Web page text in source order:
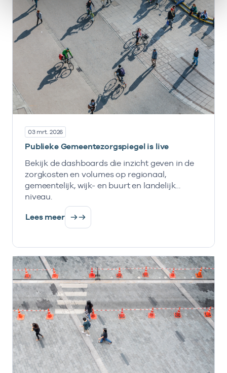
03 mrt. 2026
Publieke Gemeentezorgspiegel is live
Bekijk de dashboards die inzicht geven in de
zorgkosten en volumes op regionaal,
gemeentelijk, wijk- en buurt en landelijk
niveau.
Lees meer